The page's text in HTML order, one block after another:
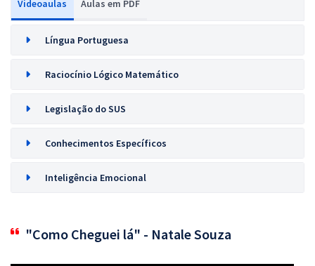
Videoaulas Aulas em PDF
Língua Portuguesa
Raciocínio Lógico Matemático
Legislação do SUS
Conhecimentos Específicos
Inteligência Emocional
"Como Cheguei lá" - Natale Souza